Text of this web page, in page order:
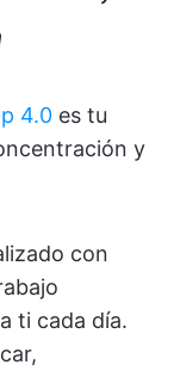
4.0 es tu
y
con
ti cada día.